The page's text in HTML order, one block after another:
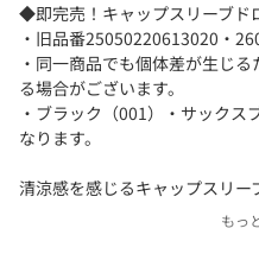
◆即完売！キャップスリーブド
・旧品番25050220613020・
・同一商品でも個体差が生じ
る場合がございます。
・ブラック（001）・サックス
なります。
清涼感を感じるキャップスリー
程よいシアー感と、肩先が隠もっ